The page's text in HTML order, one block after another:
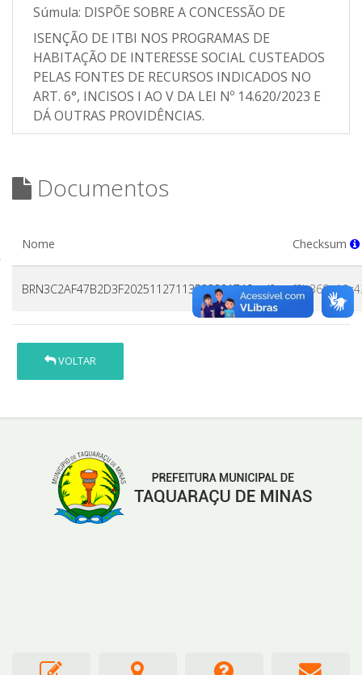
Súmula: DISPÕE SOBRE A CONCESSÃO DE
ISENÇÃO DE ITBI NOS PROGRAMAS DE
HABITAÇÃO DE INTERESSE SOCIAL CUSTEADOS
PELAS FONTES DE RECURSOS INDICADOS NO
ART. 6°, INCISOS I AO V DA LEI Nº 14.620/2023 E
DÁ OUTRAS PROVIDÊNCIAS.
Documentos
Nome Checksum
BRN3C2AF47B2D3F20251127113533821749.pdf
VOLTAR